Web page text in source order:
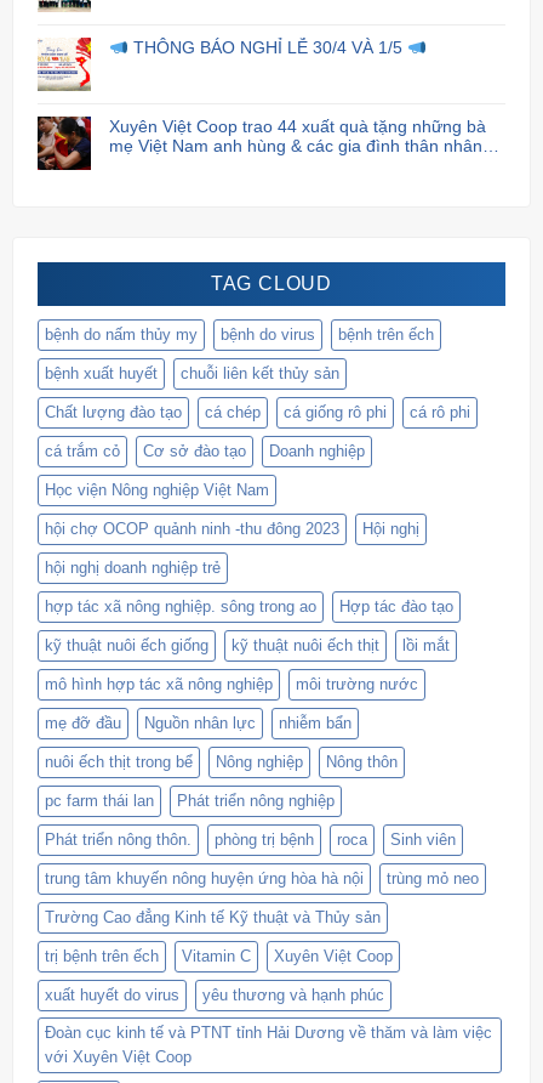
THÔNG BÁO NGHỈ LỄ 30/4 VÀ 1/5
Xuyên Việt Coop trao 44 xuất quà tặng những bà
mẹ Việt Nam anh hùng & các gia đình thân nhân
TAG CLOUD
bệnh do nấm thủy my bệnh do virus bệnh trên ếch
bệnh xuất huyết chuỗi liên kết thủy sản
Chất lượng đào tạo cá chép cá giống rô phi cá rô phi
cá trắm cỏ Cơ sở đào tạo Doanh nghiệp
Học viện Nông nghiệp Việt Nam
hội chợ OCOP quảnh ninh -thu đông 2023 Hội nghị
hội nghị doanh nghiệp trẻ
hợp tác xã nông nghiệp. sông trong ao Hợp tác đào tạo
kỹ thuật nuôi ếch giống kỹ thuật nuôi ếch thịt lồi mắt
mô hình hợp tác xã nông nghiệp môi trường nước
mẹ đỡ đầu Nguồn nhân lực nhiễm bẩn
nuôi ếch thịt trong bể Nông nghiệp Nông thôn
pc farm thái lan Phát triển nông nghiệp
Phát triển nông thôn. phòng trị bệnh roca Sinh viên
trung tâm khuyến nông huyện ứng hòa hà nội trùng mỏ neo
Trường Cao đẳng Kinh tế Kỹ thuật và Thủy sản
trị bệnh trên ếch Vitamin C Xuyên Việt Coop
xuất huyết do virus yêu thương và hạnh phúc
Đoàn cục kinh tế và PTNT tỉnh Hải Dương về thăm và làm việc
với Xuyên Việt Coop